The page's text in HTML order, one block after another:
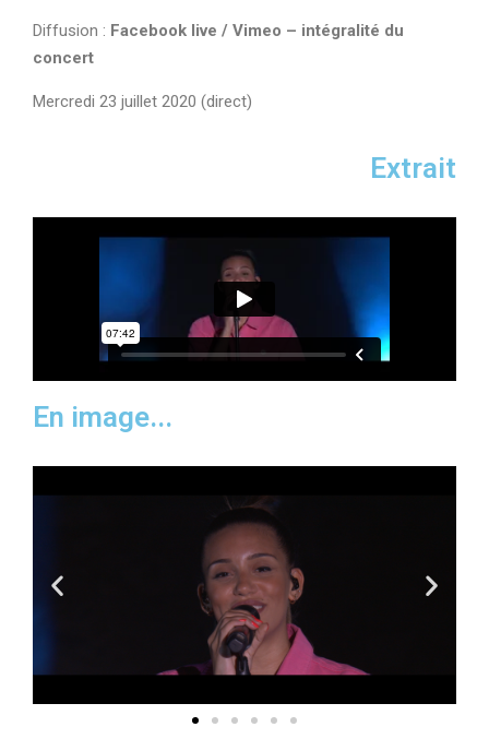
Diffusion : Facebook live / Vimeo – intégralité du
concert
Mercredi 23 juillet 2020 (direct)
Extrait
En image...